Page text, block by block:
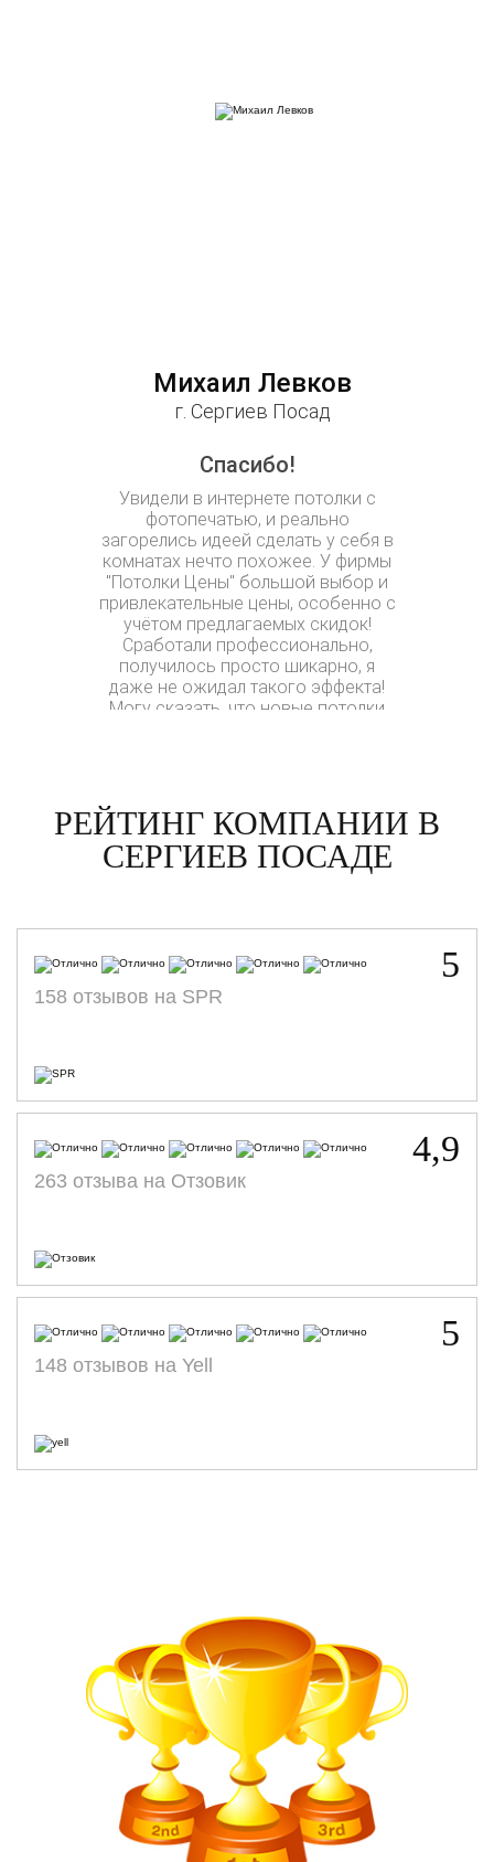
Михаил Левков
г. Сергиев Посад
Спасибо!
Увидели в интернете потолки с
фотопечатью, и реально
загорелись идеей сделать у себя в
комнатах нечто похожее. У фирмы
"Потолки Цены" большой выбор и
привлекательные цены, особенно с
учётом предлагаемых скидок!
Сработали профессионально,
получилось просто шикарно, я
даже не ожидал такого эффекта!
Могу сказать, что новые потолки
РЕЙТИНГ КОМПАНИИ В
СЕРГИЕВ ПОСАДЕ
5
158 отзывов на SPR
4,9
263 отзыва на Отзовик
5
148 отзывов на Yell